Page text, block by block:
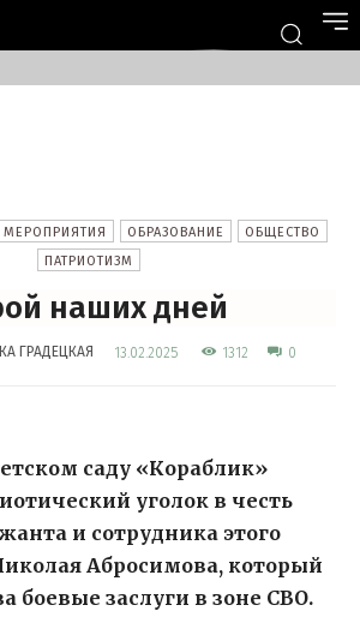
МЕРОПРИЯТИЯ ОБРАЗОВАНИЕ
ОБЩЕСТВО
ПАТРИОТИЗМ
наших дней
ГРАДЕЦКАЯ 13.02.2025 1312 0
саду «Кораблик»
уголок в честь
и сотрудника этого
Абросимова, который
боевые заслуги в зоне СВО.